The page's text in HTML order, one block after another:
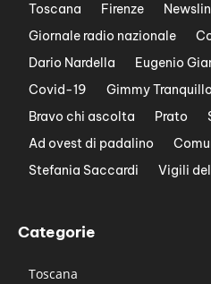
Toscana Firenze
Giornale radio nazionale
Dario Nardella
Eugenio
Covid-19
Gimmy Tranquillo
Bravo chi ascolta
Prato
Ad ovest di padalino
Stefania Saccardi
Vigili
Categorie
Toscana